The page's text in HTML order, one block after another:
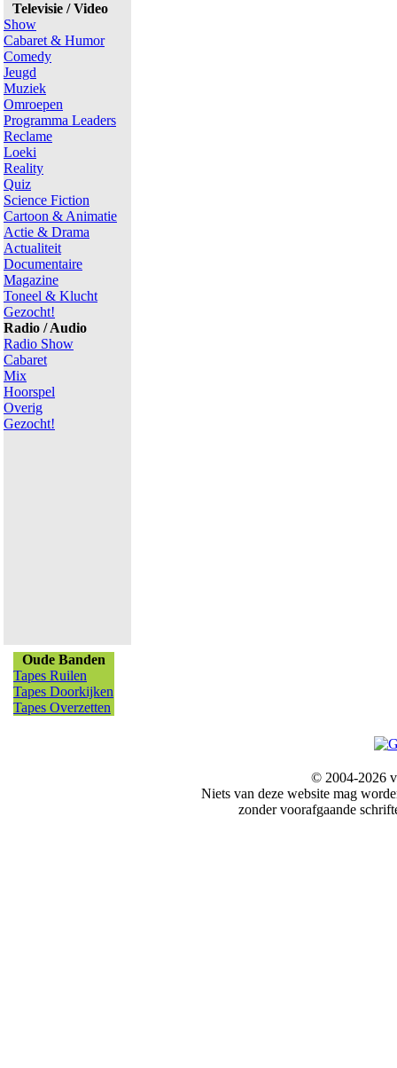
Televisie / Video
Show
Cabaret & Humor
Comedy
Jeugd
Muziek
Omroepen
Programma Leaders
Reclame
Loeki
Reality
Quiz
Science Fiction
Cartoon & Animatie
Actie & Drama
Actualiteit
Documentaire
Magazine
Toneel & Klucht
Gezocht!
Radio / Audio
Radio Show
Cabaret
Mix
Hoorspel
Overig
Gezocht!
Oude Banden
Tapes Ruilen
Tapes Doorkijken
Tapes Overzetten
© 2004-2026
Niets van deze website mag
zonder voorafgaande